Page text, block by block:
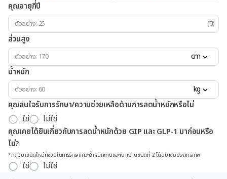
คุณอายุกี่ปี
(ปี)
ส่วนสูง
cm
น้ำหนัก
kg
คุณสนใจรับการรักษา/ความช่วยเหลือด้านการลดน้ำหนักหรือไม่
ใช่
ไม่ใช่
คุณเคยได้ยินเกี่ยวกับการลดน้ำหนักด้วย GIP และ GLP-1 มาก่อนหรือ
ไม่?
*กลุ่มยาชนิดใหม่ที่ช่วยในการรักษาภาวะน้ำหนักเกินและเบาหวานชนิดที่ 2 ได้อย่างมีประสิทธิภาพ
ใช่ ไม่ใช่